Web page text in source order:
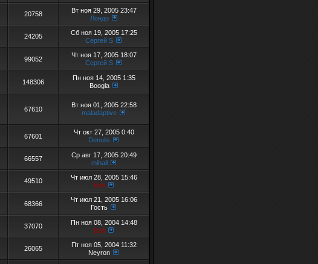
20758
Вт ноя 29, 2005 23:47
Лондо
24205
Сб ноя 19, 2005 17:25
Сергей S
99052
Чт ноя 17, 2005 18:07
Сергей S
148306
Пн ноя 14, 2005 1:35
Boogla
67610
Вт ноя 01, 2005 22:58
maladaptive
67601
Чт окт 27, 2005 0:40
Denulis
66557
Ср авг 17, 2005 20:49
mihail
49510
Чт июл 28, 2005 15:46
Buh
68366
Чт июл 21, 2005 16:06
Гость
37070
Пн ноя 08, 2004 14:48
Buh
26065
Пт ноя 05, 2004 11:32
Neyron